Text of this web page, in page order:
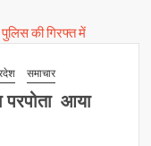
समाचार
आया